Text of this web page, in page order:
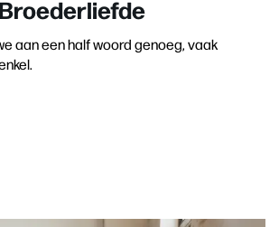
aan een half woord genoeg, vaak